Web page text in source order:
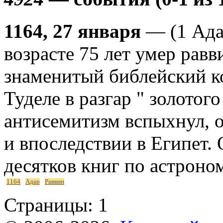
1164, 27 января — (1
возрасте 75 лет умер
знаменитый библейский
Туделе в разгар "
антисемитизм
и впоследствии в Египет.
десятков книг по
1164 Адар Раввин
Страницы: 1